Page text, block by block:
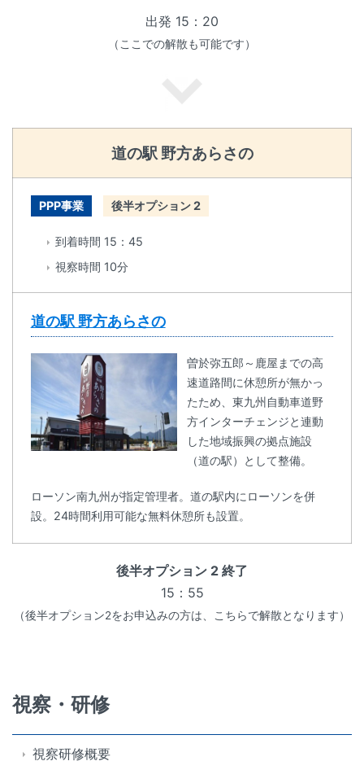
出発 15：20
（ここでの解散も可能です）
道の駅 野方あらさの
PPP事業 後半オプション 2
到着時間 15：45
視察時間 10分
道の駅 野方あらさの
曽於弥五郎～鹿屋までの高
速道路間に休憩所が無かっ
たため、東九州自動車道野
方インターチェンジと連動
した地域振興の拠点施設
（道の駅）として整備。
ローソン南九州が指定管理者。道の駅内にローソンを併
設。24時間利用可能な無料休憩所も設置。
後半オプション 2 終了
15：55
（後半オプション2をお申込みの方は、こちらで解散となります）
視察・研修
視察研修概要